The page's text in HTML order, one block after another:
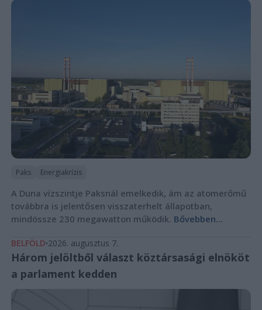
Paks Energiakrízis
A Duna vízszintje Paksnál emelkedik, ám az atomerőmű
továbbra is jelentősen visszaterhelt állapotban,
mindössze 230 megawatton működik. Bővebben...
BELFÖLD 2026. augusztus 7.
Három jelöltből választ köztársasági elnököt
a parlament kedden